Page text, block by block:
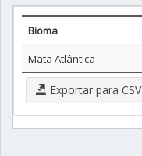
Bioma
Mata Atlântica
Exportar para CSV